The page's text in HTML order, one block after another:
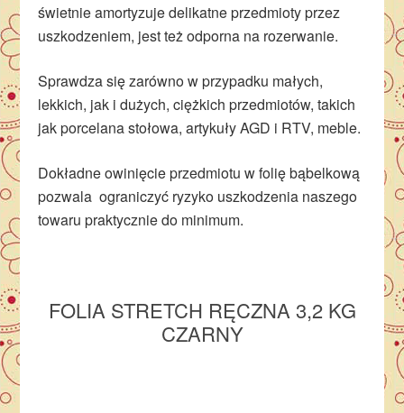
świetnie amortyzuje delikatne przedmioty przez
uszkodzeniem, jest też odporna na rozerwanie.
Sprawdza się zarówno w przypadku małych,
lekkich, jak i dużych, ciężkich przedmiotów, takich
jak porcelana stołowa, artykuły AGD i RTV, meble.
Dokładne owinięcie przedmiotu w folię bąbelkową
pozwala ograniczyć ryzyko uszkodzenia naszego
towaru praktycznie do minimum.
FOLIA STRETCH RĘCZNA 3,2 KG
CZARNY